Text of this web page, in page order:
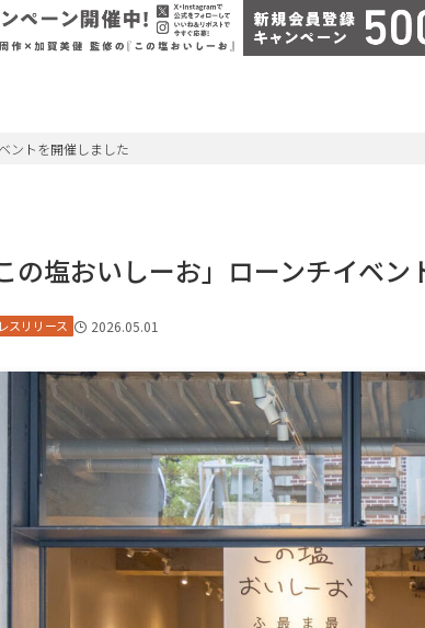
ントを開催しました
の塩おいしーお」ローンチイベ
スリリース 2026.05.01